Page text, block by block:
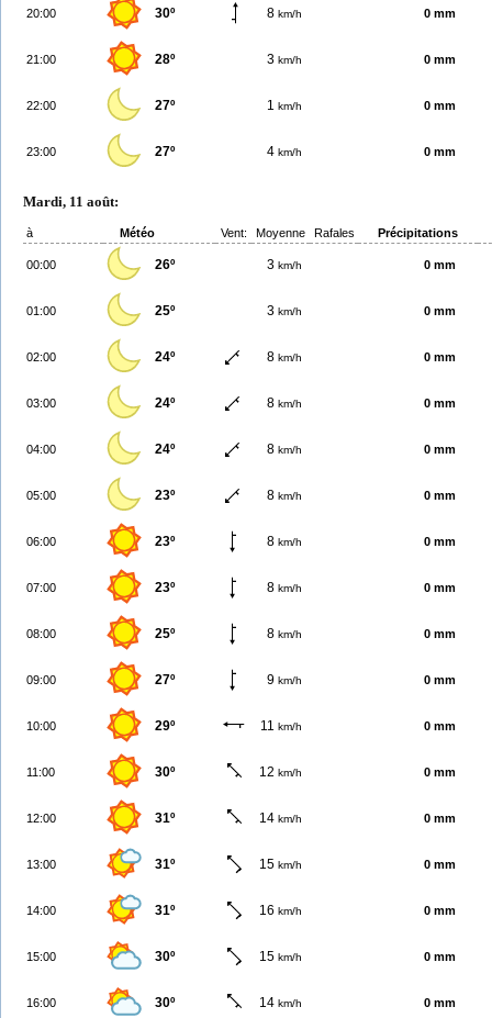
20:00 30º 8 km/h 0 mm
21:00 28º 3 km/h 0 mm
22:00 27º 1 km/h 0 mm
23:00 27º 4 km/h 0 mm
Mardi, 11 août:
à Météo Vent: Moyenne Rafales Précipitations
00:00 26º 3 km/h 0 mm
01:00 25º 3 km/h 0 mm
02:00 24º 8 km/h 0 mm
03:00 24º 8 km/h 0 mm
04:00 24º 8 km/h 0 mm
05:00 23º 8 km/h 0 mm
06:00 23º 8 km/h 0 mm
07:00 23º 8 km/h 0 mm
08:00 25º 8 km/h 0 mm
09:00 27º 9 km/h 0 mm
10:00 29º 11 km/h 0 mm
11:00 30º 12 km/h 0 mm
12:00 31º 14 km/h 0 mm
13:00 31º 15 km/h 0 mm
14:00 31º 16 km/h 0 mm
15:00 30º 15 km/h 0 mm
16:00 30º 14 km/h 0 mm